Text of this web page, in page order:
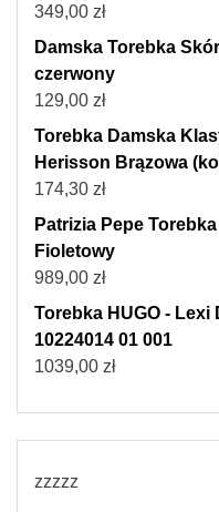
349,00 zł
Damska Torebka
czerwony
129,00 zł
Torebka Damska
Herisson Brązowa
174,30 zł
Patrizia Pepe
Fioletowy
989,00 zł
Torebka HUGO - Lexi
10224014 01 001
1039,00 zł
zzzzz